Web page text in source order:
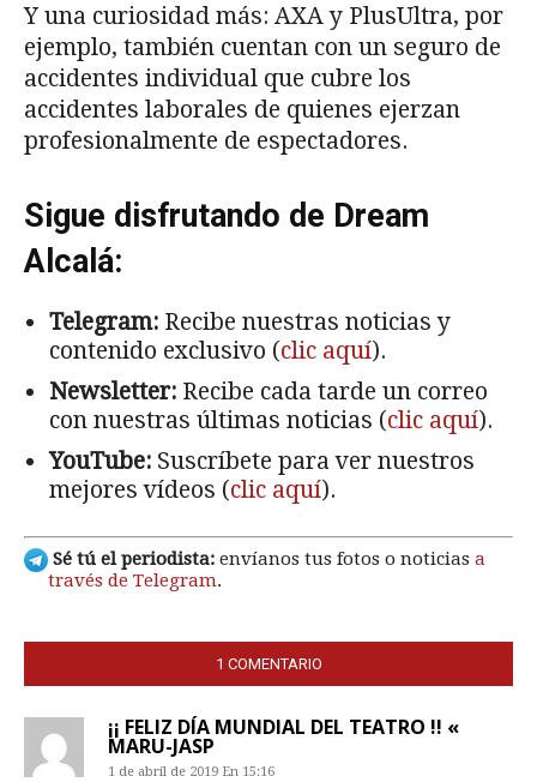
Y una curiosidad más: AXA y PlusUltra, por
ejemplo, también cuentan con un seguro de
accidentes individual que cubre los
accidentes laborales de quienes ejerzan
profesionalmente de espectadores.
Sigue disfrutando de Dream
Alcalá:
Telegram: Recibe nuestras noticias y
contenido exclusivo (clic aquí).
Newsletter: Recibe cada tarde un correo
con nuestras últimas noticias (clic aquí).
YouTube: Suscríbete para ver nuestros
mejores vídeos (clic aquí).
Sé tú el periodista: envíanos tus fotos o noticias a
través de Telegram.
1 COMENTARIO
¡¡ FELIZ DÍA MUNDIAL DEL TEATRO !! «
MARU-JASP
1 de abril de 2019 En 15:16